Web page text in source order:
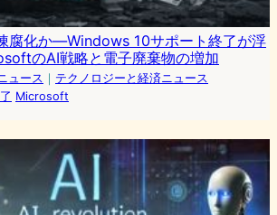
腐化か—Windows 10サポート終了が浮
のAI戦略と電子廃棄物の増加
ュース ｜ テクノロジーと経済ニュース
Microsoft